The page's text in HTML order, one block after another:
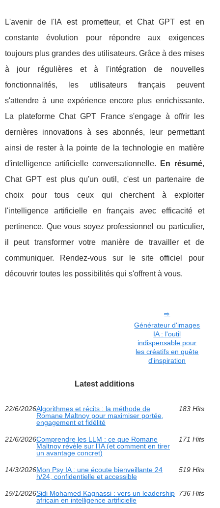
L'avenir de l'IA est prometteur, et Chat GPT est en
constante évolution pour répondre aux exigences
toujours plus grandes des utilisateurs. Grâce à des mises
à jour régulières et à l'intégration de nouvelles
fonctionnalités, les utilisateurs français peuvent
s'attendre à une expérience encore plus enrichissante.
La plateforme Chat GPT France s'engage à offrir les
dernières innovations à ses abonnés, leur permettant
ainsi de rester à la pointe de la technologie en matière
d'intelligence artificielle conversationnelle.
En résumé,
Chat GPT est plus qu'un outil, c'est un partenaire de
choix pour tous ceux qui cherchent à exploiter
l'intelligence artificielle en français avec efficacité et
pertinence. Que vous soyez professionnel ou particulier,
il peut transformer votre manière de travailler et de
communiquer. Rendez-vous sur le site officiel pour
découvrir toutes les possibilités qui s'offrent à vous.
Générateur d'images
IA : l'outil
indispensable pour
les créatifs en quête
d'inspiration
Latest additions
22/6/2026Algorithmes et récits : la méthode de
Romane Maltnoy pour maximiser portée,
engagement et fidélité
183 Hits
21/6/2026Comprendre les LLM : ce que Romane
Maltnoy révèle sur l’IA (et comment en tirer
un avantage concret)
171 Hits
14/3/2026Mon Psy IA : une écoute bienveillante 24
h/24, confidentielle et accessible
519 Hits
19/1/2026Sidi Mohamed Kagnassi : vers un leadership
africain en intelligence artificielle
736 Hits